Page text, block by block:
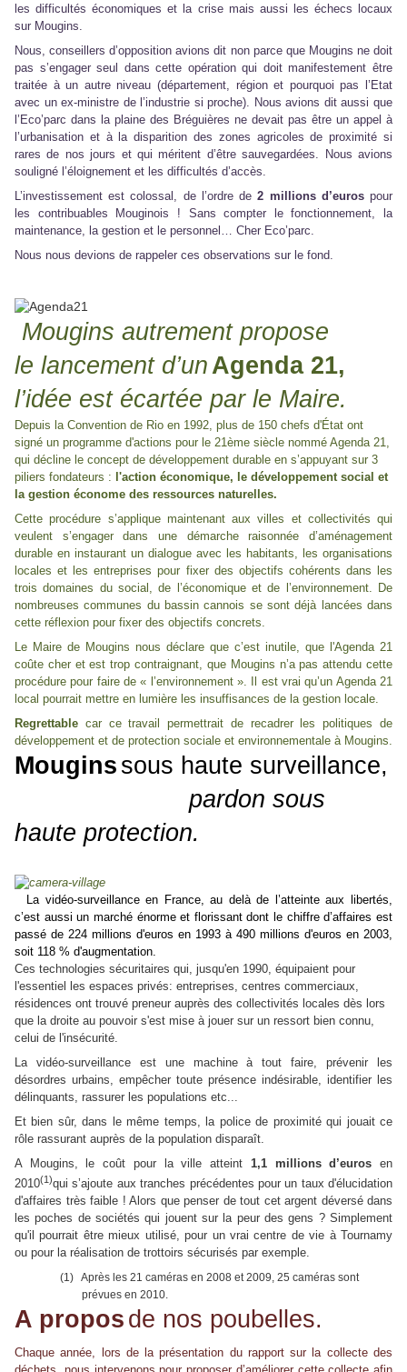
les difficultés économiques et la crise mais aussi les échecs locaux
sur Mougins.
Nous, conseillers d’opposition avions dit non parce que Mougins ne doit
pas s’engager seul dans cette opération qui doit manifestement être
traitée à un autre niveau (département, région et pourquoi pas l’Etat
avec un ex-ministre de l’industrie si proche). Nous avions dit aussi que
l’Eco’parc dans la plaine des Bréguières ne devait pas être un appel à
l’urbanisation et à la disparition des zones agricoles de proximité si
rares de nos jours et qui méritent d’être sauvegardées. Nous avions
souligné l’éloignement et les difficultés d’accès.
L’investissement est colossal, de l’ordre de2 millions d’eurospour
les contribuables Mouginois ! Sans compter le fonctionnement, la
maintenance, la gestion et le personnel… Cher Eco’parc.
Nous nous devions de rappeler ces observations sur le fond.
Mougins autrement propose
le lancement d’unAgenda 21,
l’idée est écartée par le Maire.
Depuis la Convention de Rio en 1992, plus de 150 chefs d'État ont
signé un programme d'actions pour le 21ème siècle nommé Agenda 21,
qui décline le concept de développement durable en s’appuyant sur 3
piliers fondateurs : l'action économique, le développement social et
la gestion économe des ressources naturelles.
Cette procédure s’applique maintenant aux villes et collectivités qui
veulent s’engager dans une démarche raisonnée d’aménagement
durable en instaurant un dialogue avec les habitants, les organisations
locales et les entreprises pour fixer des objectifs cohérents dans les
trois domaines du social, de l’économique et de l’environnement. De
nombreuses communes du bassin cannois se sont déjà lancées dans
cette réflexion pour fixer des objectifs concrets.
Le Maire de Mougins nous déclare que c’est inutile, que l'Agenda 21
coûte cher et est trop contraignant, que Mougins n’a pas attendu cette
procédure pour faire de « l’environnement ». Il est vrai qu’un Agenda 21
local pourrait mettre en lumière les insuffisances de la gestion locale.
Regrettable car ce travail permettrait de recadrer les politiques de
développement et de protection sociale et environnementale à Mougins.
Mougins sous haute surveillance,
pardon sous
haute protection.
La vidéo-surveillance en France, au delà de l’atteinte aux libertés,
c’est aussi un marché énorme et florissant dont le chiffre d’affaires est
passé de 224 millions d'euros en 1993 à 490 millions d'euros en 2003,
soit 118 % d'augmentation.
Ces technologies sécuritaires qui, jusqu'en 1990, équipaient pour
l'essentiel les espaces privés: entreprises, centres commerciaux,
résidences ont trouvé preneur auprès des collectivités locales dès lors
que la droite au pouvoir s'est mise à jouer sur un ressort bien connu,
celui de l'insécurité.
La vidéo-surveillance est une machine à tout faire, prévenir les
désordres urbains, empêcher toute présence indésirable, identifier les
délinquants, rassurer les populations etc...
Et bien sûr, dans le même temps, la police de proximité qui jouait ce
rôle rassurant auprès de la population disparaît.
A Mougins, le coût pour la ville atteint 1,1 millions d’euros en
2010(1)qui s’ajoute aux tranches précédentes pour un taux d'élucidation
d'affaires très faible ! Alors que penser de tout cet argent déversé dans
les poches de sociétés qui jouent sur la peur des gens ? Simplement
qu'il pourrait être mieux utilisé, pour un vrai centre de vie à Tournamy
ou pour la réalisation de trottoirs sécurisés par exemple.
(1) Après les 21 caméras en 2008 et 2009, 25 caméras sont
prévues en 2010.
A propos de nos poubelles.
Chaque année, lors de la présentation du rapport sur la collecte des